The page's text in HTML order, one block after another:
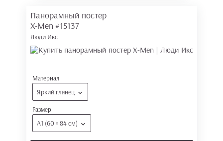
Панорамный постер
X-Men #15137
Люди Икс
Материал
Яркий глянец
Размер
А1 (60 × 84 см)